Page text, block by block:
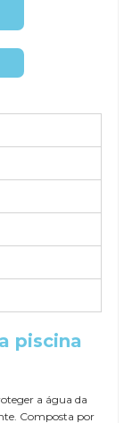
piscina
a água da
Composta por